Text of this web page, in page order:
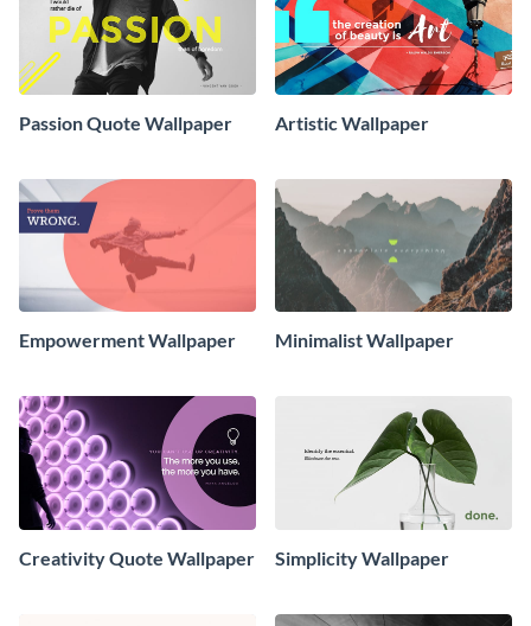
Passion Quote Wallpaper Artistic Wallpaper
Empowerment Wallpaper Minimalist Wallpaper
Creativity Quote Wallpaper Simplicity Wallpaper